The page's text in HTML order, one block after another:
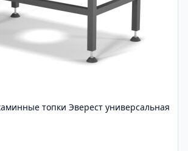
топки Эверест универсальная